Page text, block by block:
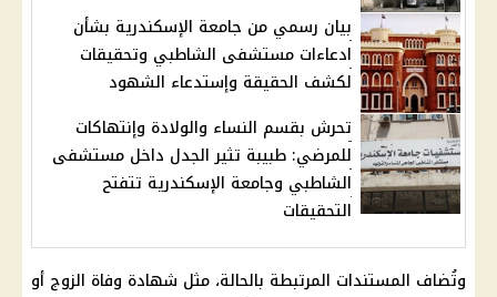
بيان رسمي من جامعة الإسكندرية بشأن
ادعاءات مستشفى الشاطبي وتحقيقات
لكشف الحقيقة وإستدعاء الشهود
تحرش بقسم النساء والولادة وإنتهاكات
للمرضي: طبيبة تثير الجدل داخل مستشفى
الشاطبي وجامعة الإسكندرية تتفتح
التحقيقات
وتُضاف المستندات المرتبطة بالحالة، مثل شهادة وفاة الزوج أو